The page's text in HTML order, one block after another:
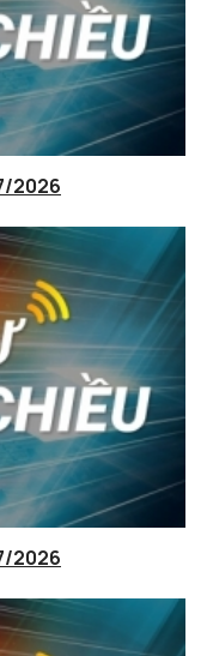
2026
2026